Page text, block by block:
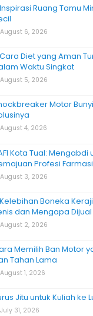
Ruang Tamu
August 6, 2026
Diet yang Aman
Waktu Singkat
August 5, 2026
Motor
August 4, 2026
Kota Tual:
Profesi Farmasi
August 3, 2026
Boneka
dan Mengapa
August 2, 2026
Memilih Ban Motor
Tahan Lama
August 1, 2026
Jitu untuk Kuliah ke
July 31, 2026